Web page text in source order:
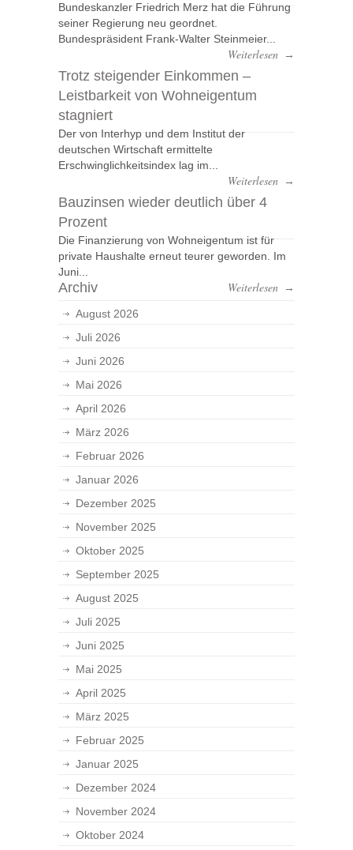
Bundeskanzler Friedrich Merz hat die Führung
seiner Regierung neu geordnet.
Bundespräsident Frank-Walter Steinmeier...
Weiterlesen →
Trotz steigender Einkommen –
Leistbarkeit von Wohneigentum
stagniert
Der von Interhyp und dem Institut der
deutschen Wirtschaft ermittelte
Erschwinglichkeitsindex lag im...
Weiterlesen →
Bauzinsen wieder deutlich über 4
Prozent
Die Finanzierung von Wohneigentum ist für
private Haushalte erneut teurer geworden. Im
Juni...
Weiterlesen →
Archiv
August 2026
Juli 2026
Juni 2026
Mai 2026
April 2026
März 2026
Februar 2026
Januar 2026
Dezember 2025
November 2025
Oktober 2025
September 2025
August 2025
Juli 2025
Juni 2025
Mai 2025
April 2025
März 2025
Februar 2025
Januar 2025
Dezember 2024
November 2024
Oktober 2024